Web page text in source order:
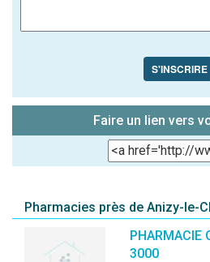
S'INSCRIRE
Faire un lien vers
Pharmacies près de Anizy-le-
PHARMACIE
3000